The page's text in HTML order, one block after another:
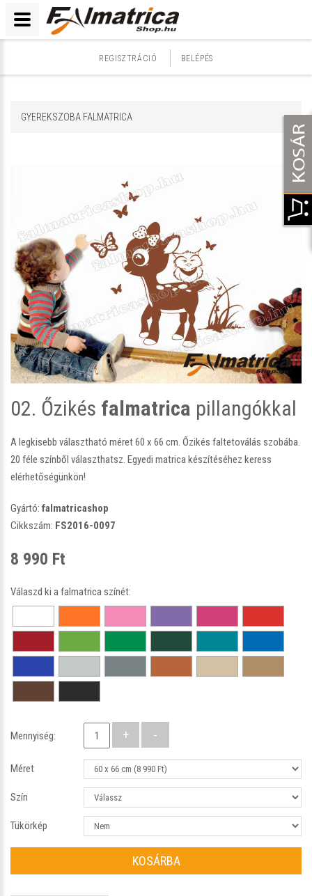
REGISZTRÁCIÓ BELÉPÉS
GYEREKSZOBA FALMATRICA
02. Őzikés falmatrica pillangókkal
A legkisebb választható méret 60 x 66 cm. Őzikés faltetoválás szobába.
20 féle színből választhatsz. Egyedi matrica készítéséhez keress
elérhetőségünkön!
Gyártó: falmatricashop
Cikkszám: FS2016-0097
8 990 Ft
Válaszd ki a falmatrica színét:
Mennyiség:
Méret
Szín
Tükörkép
KOSÁRBA